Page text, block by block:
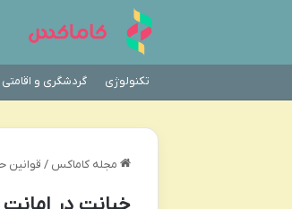
تکنولوژی گردشگری و اقامتی
مجله کاماکس / قوانین